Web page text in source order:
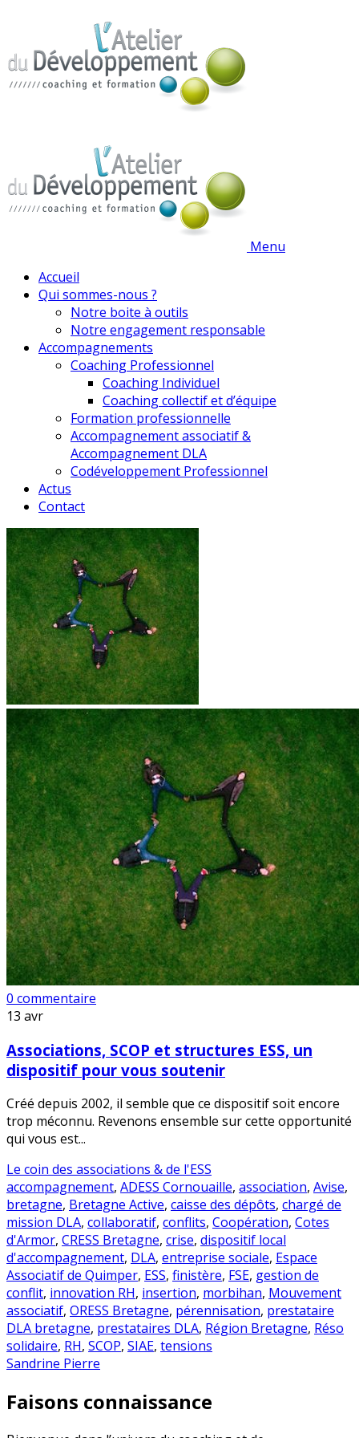
Menu
Accueil
Qui sommes-nous ?
Notre boite à outils
Notre engagement responsable
Accompagnements
Coaching Professionnel
Coaching Individuel
Coaching collectif et d’équipe
Formation professionnelle
Accompagnement associatif &
Accompagnement DLA
Codéveloppement Professionnel
Actus
Contact
0 commentaire
13 avr
Associations, SCOP et structures ESS, un
dispositif pour vous soutenir
Créé depuis 2002, il semble que ce dispositif soit encore
trop méconnu. Revenons ensemble sur cette opportunité
qui vous est...
Le coin des associations & de l'ESS
accompagnement, ADESS Cornouaille, association, Avise,
bretagne, Bretagne Active, caisse des dépôts, chargé de
mission DLA, collaboratif, conflits, Coopération, Cotes
d'Armor, CRESS Bretagne, crise, dispositif local
d'accompagnement, DLA, entreprise sociale, Espace
Associatif de Quimper, ESS, finistère, FSE, gestion de
conflit, innovation RH, insertion, morbihan, Mouvement
associatif, ORESS Bretagne, pérennisation, prestataire
DLA bretagne, prestataires DLA, Région Bretagne, Réso
solidaire, RH, SCOP, SIAE, tensions
Sandrine Pierre
Faisons connaissance